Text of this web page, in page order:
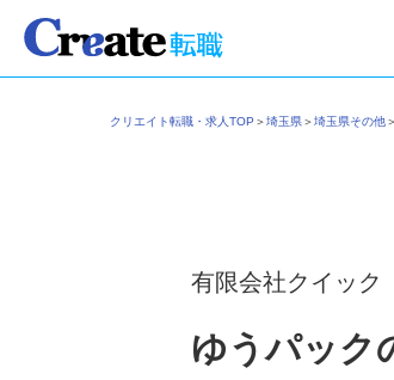
クリエイト転職・求人TOP＞埼玉県＞埼玉県その他
有限会社クイック
ゆうパック